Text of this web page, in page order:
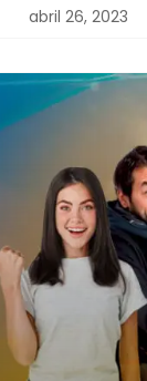
abril 26, 2023